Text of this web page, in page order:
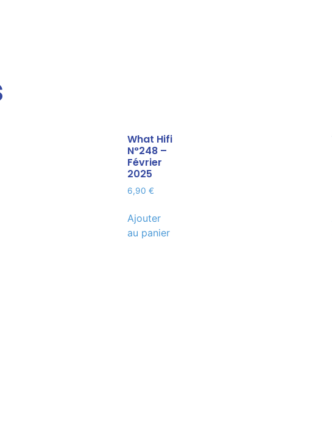
What Hifi
N°248 –
Février
2025
6,90 €
Ajouter
au panier